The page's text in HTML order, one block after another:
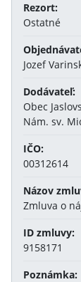
Rezort:
Ostatné
Jozef
Dodávateľ:
Obec
Nám. sv.
IČO:
00312614
Názov
Zmluva o
ID zmluvy:
9158171
Poznámka: